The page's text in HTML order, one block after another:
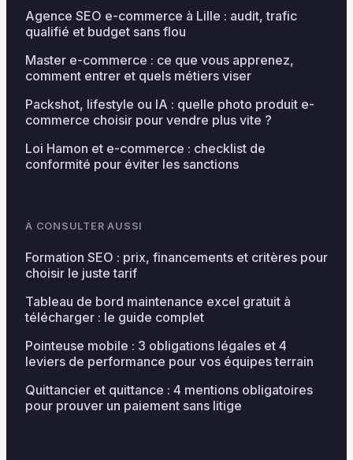
Agence SEO e-commerce à Lille : audit, trafic
qualifié et budget sans flou
Master e-commerce : ce que vous apprenez,
comment entrer et quels métiers viser
Packshot, lifestyle ou IA : quelle photo produit e-
commerce choisir pour vendre plus vite ?
Loi Hamon et e-commerce : checklist de
conformité pour éviter les sanctions
À CONSULTER AUSSI
Formation SEO : prix, financements et critères pour
choisir le juste tarif
Tableau de bord maintenance excel gratuit à
télécharger : le guide complet
Pointeuse mobile : 3 obligations légales et 4
leviers de performance pour vos équipes terrain
Quittancier et quittance : 4 mentions obligatoires
pour prouver un paiement sans litige